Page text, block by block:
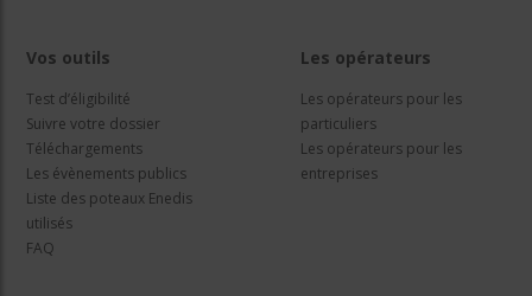
Vos outils
Test d’éligibilité
Suivre votre dossier
Téléchargements
Les évènements publics
Liste des poteaux Enedis
utilisés
FAQ
Les opérateurs
Les opérateurs pour les
particuliers
Les opérateurs pour les
entreprises